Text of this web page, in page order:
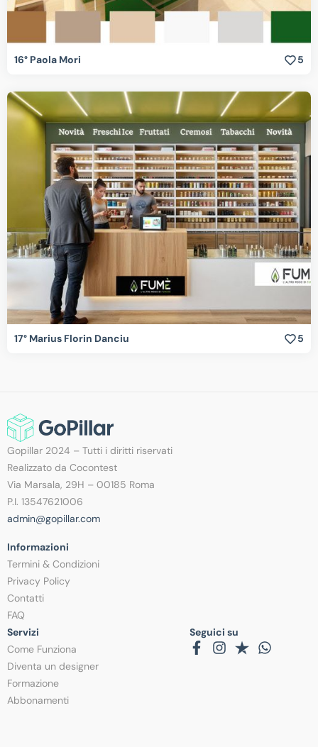
16° Paola Mori 5
17° Marius Florin Danciu 5
Gopillar 2024 – Tutti i diritti riservati
Realizzato da Cocontest
Via Marsala, 29H – 00185 Roma
P.I. 13547621006
admin@gopillar.com
Informazioni
Termini & Condizioni
Privacy Policy
Contatti
FAQ
Servizi
Come Funziona
Diventa un designer
Formazione
Abbonamenti
Seguici su